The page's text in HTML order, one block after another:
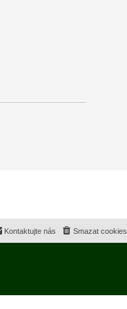
Smazat cookies
Kontaktujte nás